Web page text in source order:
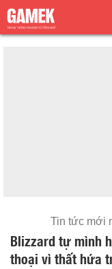
Tin tức mới
Blizzard tự mình
thoại vì thất hứa